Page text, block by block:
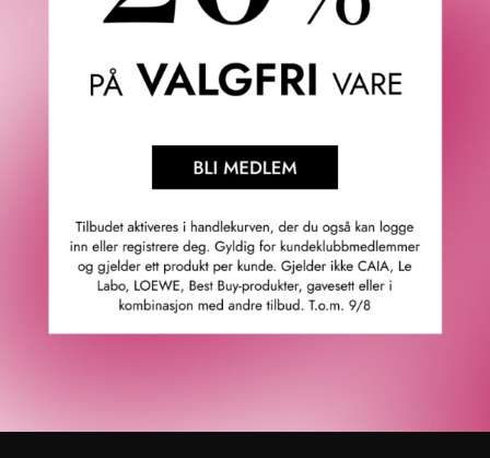
Autorisert forhandler
Våre butikker
Personvern
Kundesenter